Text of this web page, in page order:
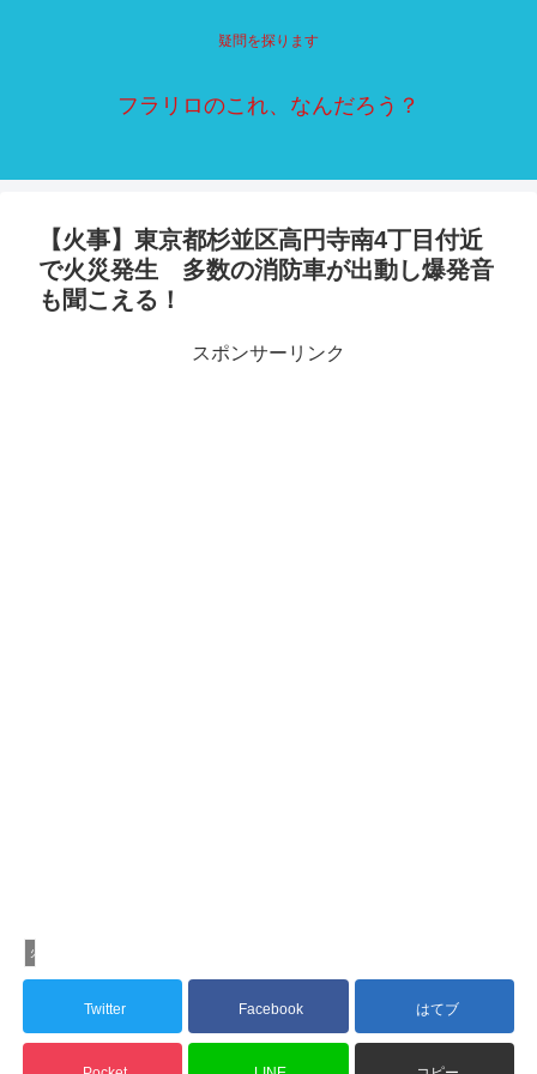
疑問を探ります
フラリロのこれ、なんだろう？
【火事】東京都杉並区高円寺南4丁目付近
で火災発生 多数の消防車が出動し爆発音
も聞こえる！
スポンサーリンク
火災
Twitter Facebook はてブ